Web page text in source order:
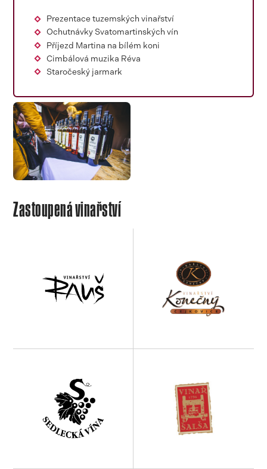
Prezentace tuzemských vinařství
Ochutnávky Svatomartinských vín
Příjezd Martina na bílém koni
Cimbálová muzika Réva
Staročeský jarmark
Zastoupená vinařství